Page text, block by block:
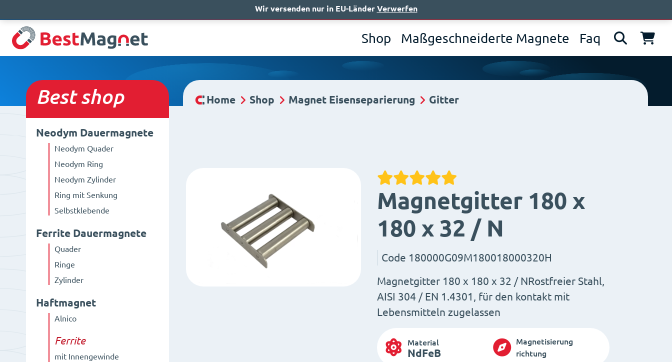
Shop Maßgeschneiderte Magnete Faq
Bestshop
Neodym Dauermagnete
Neodym Quader
Neodym Ring
Neodym Zylinder
Ring mit Senkung
Selbstklebende
Ferrite Dauermagnete
Quader
Ringe
Zylinder
Haftmagnet
Alnico
Ferrite
mit Innengewinde
Home Shop Magnet Eisenseparierung Gitter
Magnetgitter 180 x
180 x 32 / N
Code 180000G09M180018000320H
Magnetgitter 180 x 180 x 32 / NRostfreier Stahl,
AISI 304 / EN 1.4301, für den kontakt mit
Lebensmitteln zugelassen
Material
NdFeB
Magnetisierung
richtung
Wir versenden nur in EU-Länder Verwerfen